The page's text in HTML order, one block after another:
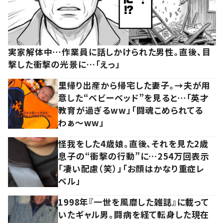
実家解体中…作業員に話しかけられた男性。直後、目
撃した衝撃の光景に…「えっ」
里帰り出産から帰宅した妻子。→夫が用
意した“ベビーベッド”を見ると…「英才
教育が過ぎるww」「闘魂こめられてる
わぁ～ww」
怪我をした4歳娘。直後、それを見た2歳
息子の“衝撃の行動”に…254万回表示
「凄い配慮（笑）」「お顔はかなり重症レ
ベル」
1998年『一世を風靡した雑誌』に載って
いたギャル男。闘病を経て転身した現在